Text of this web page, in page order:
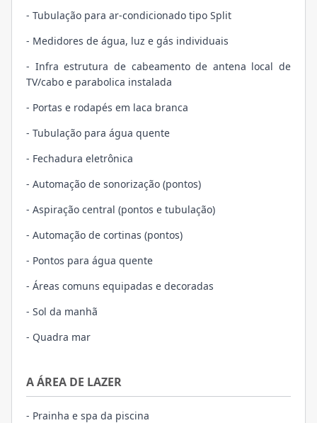
- Tubulação para ar-condicionado tipo Split
- Medidores de água, luz e gás individuais
- Infra estrutura de cabeamento de antena local de
TV/cabo e parabolica instalada
- Portas e rodapés em laca branca
- Tubulação para água quente
- Fechadura eletrônica
- Automação de sonorização (pontos)
- Aspiração central (pontos e tubulação)
- Automação de cortinas (pontos)
- Pontos para água quente
- Áreas comuns equipadas e decoradas
- Sol da manhã
- Quadra mar
A ÁREA DE LAZER
- Prainha e spa da piscina